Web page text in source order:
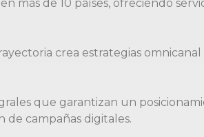
más de 10 países, ofreciendo
crea estrategias omnicanal
que garantizan un
de campañas digitales.